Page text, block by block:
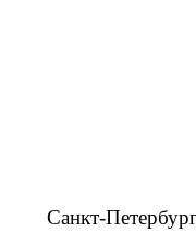
Санкт-